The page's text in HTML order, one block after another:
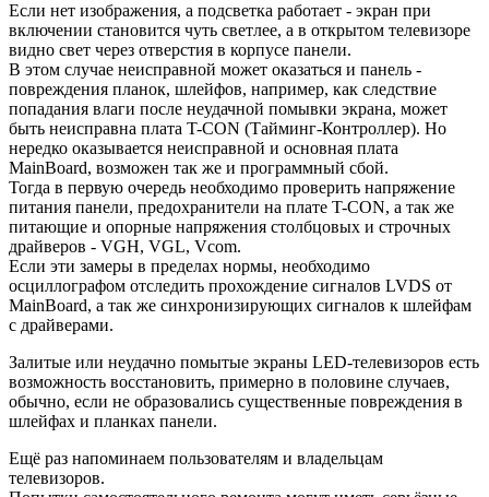
Если нет изображения, а подсветка работает - экран при
включении становится чуть светлее, а в открытом телевизоре
видно свет через отверстия в корпусе панели.
В этом случае неисправной может оказаться и панель -
повреждения планок, шлейфов, например, как следствие
попадания влаги после неудачной помывки экрана, может
быть неисправна плата T-CON (Тайминг-Контроллер). Но
нередко оказывается неисправной и основная плата
MainBoard, возможен так же и программный сбой.
Тогда в первую очередь необходимо проверить напряжение
питания панели, предохранители на плате T-CON, а так же
питающие и опорные напряжения столбцовых и строчных
драйверов - VGH, VGL, Vcom.
Если эти замеры в пределах нормы, необходимо
осциллографом отследить прохождение сигналов LVDS от
MainBoard, а так же синхронизирующих сигналов к шлейфам
с драйверами.
Залитые или неудачно помытые экраны LED-телевизоров есть
возможность восстановить, примерно в половине случаев,
обычно, если не образовались существенные повреждения в
шлейфах и планках панели.
Ещё раз напоминаем пользователям и владельцам
телевизоров.